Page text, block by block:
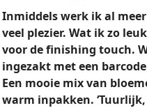
Inmiddels werk ik al
veel plezier. Wat ik zo
voor de finishing touch.
ingezakt met een
Een mooie mix van
warm inpakken.